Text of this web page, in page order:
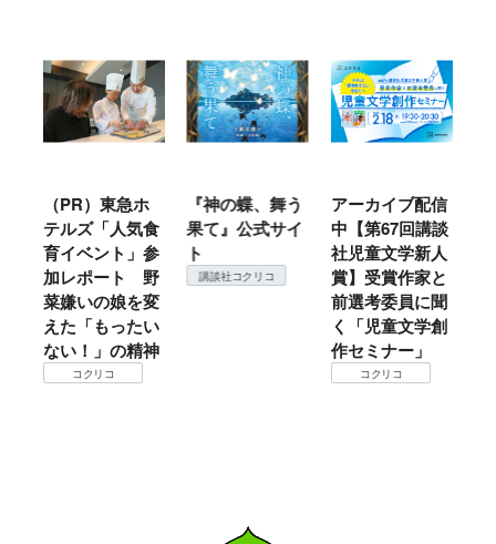
（PR）東急ホ
テルズ「人気食
育イベント」参
加レポート 野
菜嫌いの娘を変
えた「もったい
ない！」の精神
コクリコ
『神の蝶、舞う
果て』公式サイ
ト
講談社コクリコ
アーカイブ配信
中【第67回講談
社児童文学新人
賞】受賞作家と
前選考委員に聞
く「児童文学創
作セミナー」
コクリコ